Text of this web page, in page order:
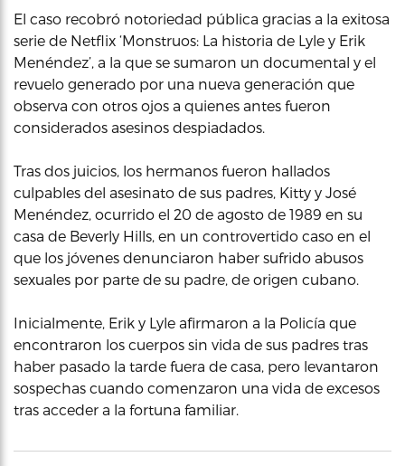
El caso recobró notoriedad pública gracias a la exitosa
serie de Netflix ‘Monstruos: La historia de Lyle y Erik
Menéndez’, a la que se sumaron un documental y el
revuelo generado por una nueva generación que
observa con otros ojos a quienes antes fueron
considerados asesinos despiadados.
Tras dos juicios, los hermanos fueron hallados
culpables del asesinato de sus padres, Kitty y José
Menéndez, ocurrido el 20 de agosto de 1989 en su
casa de Beverly Hills, en un controvertido caso en el
que los jóvenes denunciaron haber sufrido abusos
sexuales por parte de su padre, de origen cubano.
Inicialmente, Erik y Lyle afirmaron a la Policía que
encontraron los cuerpos sin vida de sus padres tras
haber pasado la tarde fuera de casa, pero levantaron
sospechas cuando comenzaron una vida de excesos
tras acceder a la fortuna familiar.